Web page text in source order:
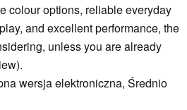
colour options, reliable everyday
and excellent performance, the
unless you are already
wersja elektroniczna, Średnio